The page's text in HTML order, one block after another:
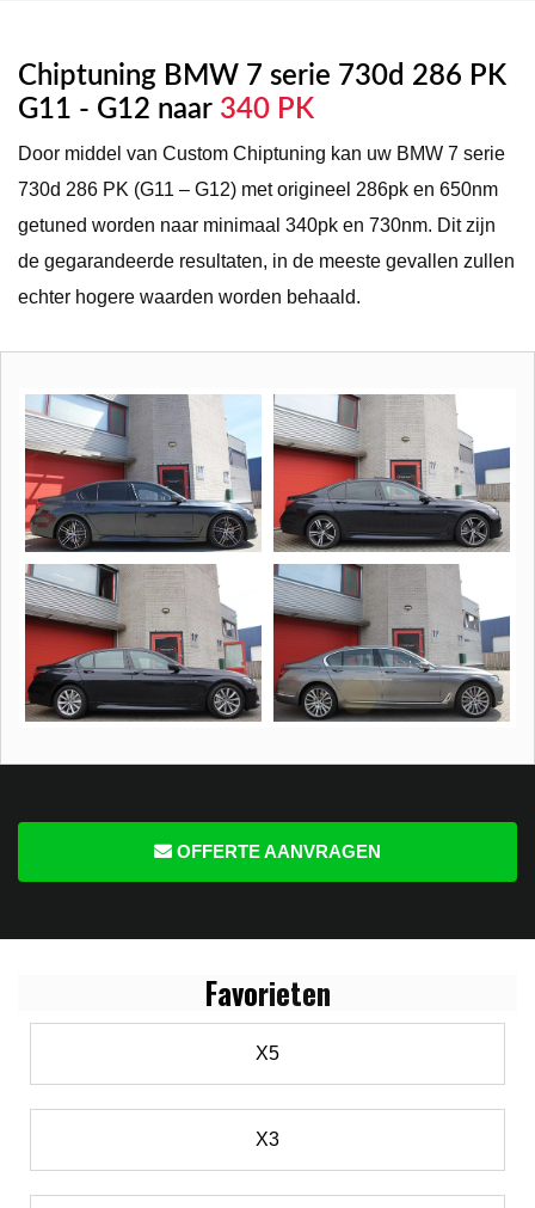
Chiptuning BMW 7 serie 730d 286 PK
G11 - G12 naar 340 PK
Door middel van Custom Chiptuning kan uw BMW 7 serie
730d 286 PK (G11 – G12) met origineel 286pk en 650nm
getuned worden naar minimaal 340pk en 730nm. Dit zijn
de gegarandeerde resultaten, in de meeste gevallen zullen
echter hogere waarden worden behaald.
OFFERTE AANVRAGEN
Favorieten
X5
X3